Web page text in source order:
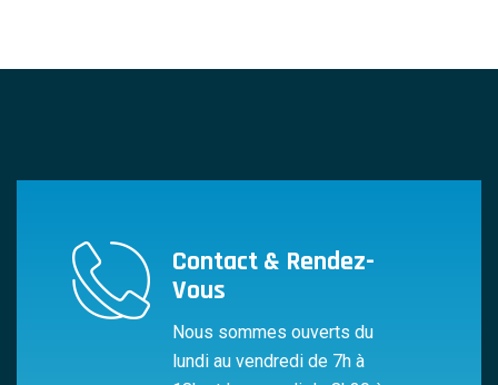
Contact & Rendez-
Vous
Nous sommes ouverts du
lundi au vendredi de 7h à